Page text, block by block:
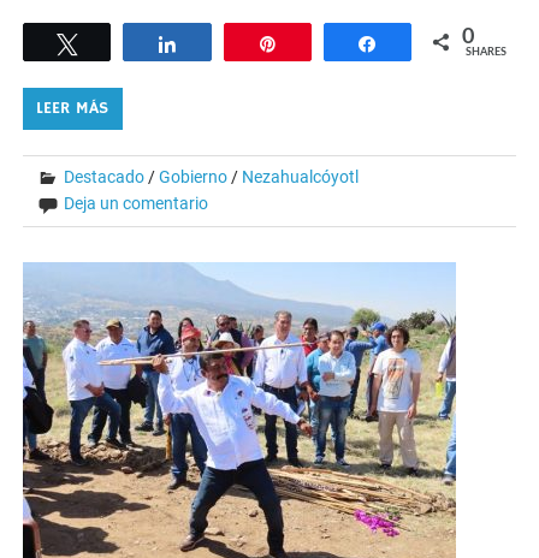
Share 0
SHARES
LEER MÁS
Destacado /Gobierno / Nezahualcóyotl
Deja un comentario